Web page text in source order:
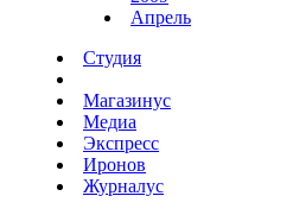
Апрель
Студия
Магазинус
Медиа
Экспресс
Иронов
Журналус